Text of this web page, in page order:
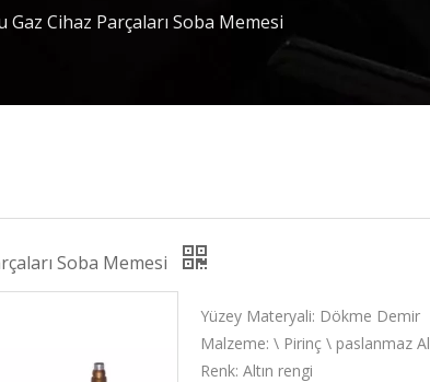
Cihaz Parçaları Soba Memesi
Soba Memesi
Yüzey Materyali: Dökme Demir
Malzeme: \ Pirinç \ paslanmaz Al
Renk: Altın rengi